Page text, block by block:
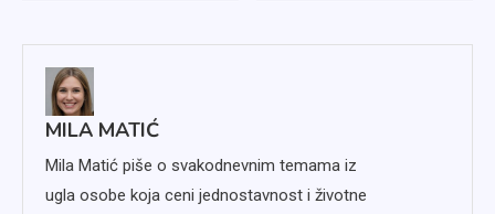
MILA MATIĆ
Mila Matić piše o svakodnevnim temama iz
ugla osobe koja ceni jednostavnost i životne